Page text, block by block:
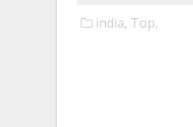
india, Top,